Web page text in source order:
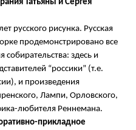
Татьяны и Сергея
русского рисунка. Русская
продемонстрировано все
собирательства: здесь и
“россики” (т.е.
и произведения
Лампи, Орловского,
любителя Реннемана.
прикладное